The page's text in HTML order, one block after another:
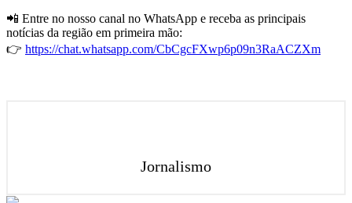
📲 Entre no nosso canal no WhatsApp e receba as principais
notícias da região em primeira mão:
👉 https://chat.whatsapp.com/CbCgcFXwp6p09n3RaACZXm
Jornalismo